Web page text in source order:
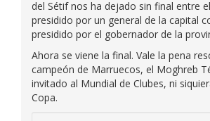
del Sétif nos ha dejado sin final entre
presidido por un general de la capital
presidido por el gobernador de la
Ahora se viene la final. Vale la pena
campeón de Marruecos, el Moghreb
invitado al Mundial de Clubes, ni
Copa.